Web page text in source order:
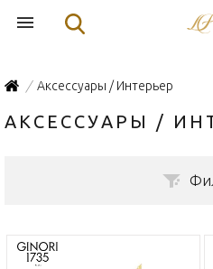
/ Аксессуары / Интерьер
АКСЕССУАРЫ /